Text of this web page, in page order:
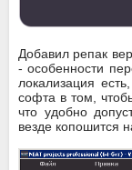
Добавил репак
- особенности
локализация
софта в том,
что удобно
везде копошится